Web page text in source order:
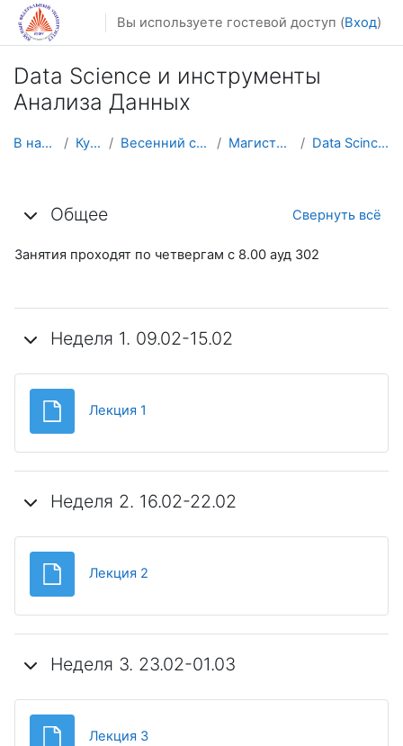
Перейти к основному содержанию
Вы используете гостевой доступ (Вход)
Data Science и инструменты
Анализа Данных
В начало Курсы Весенний семестр Магистратура Data Scince и АД
Общее Свернуть всё
Занятия проходят по четвергам с 8.00 ауд 302
Неделя 1. 09.02-15.02
Лекция 1
Неделя 2. 16.02-22.02
Лекция 2
Неделя 3. 23.02-01.03
Лекция 3Файл